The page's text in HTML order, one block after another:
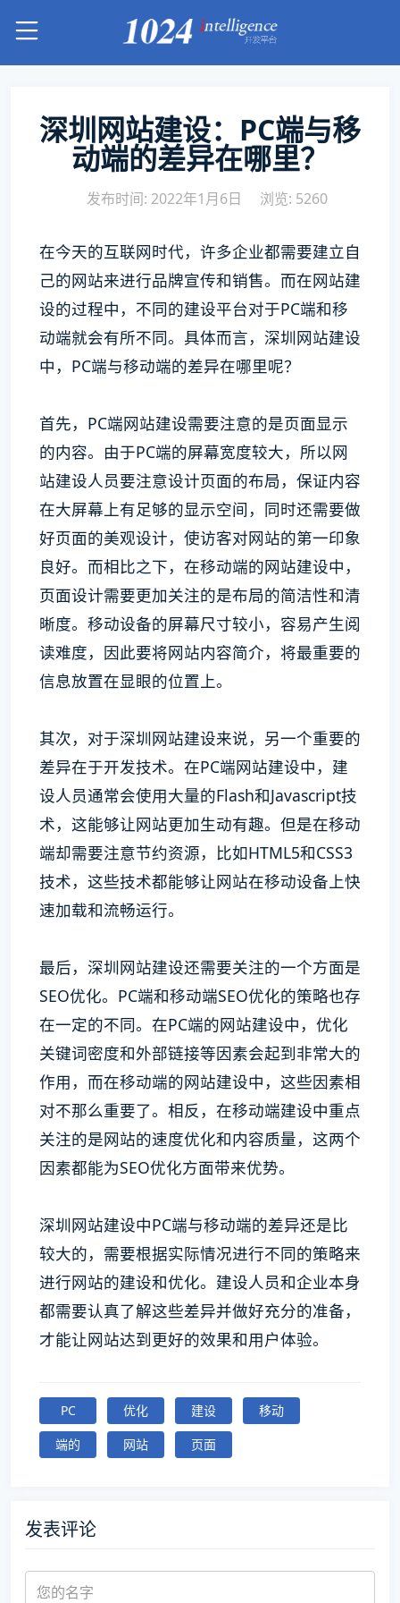
深圳网站建设：PC端与移
动端的差异在哪里？
发布时间: 2022年1月6日 浏览: 5260
在今天的互联网时代，许多企业都需要建立自
己的网站来进行品牌宣传和销售。而在网站建
设的过程中，不同的建设平台对于PC端和移
动端就会有所不同。具体而言，深圳网站建设
中，PC端与移动端的差异在哪里呢？
首先，PC端网站建设需要注意的是页面显示
的内容。由于PC端的屏幕宽度较大，所以网
站建设人员要注意设计页面的布局，保证内容
在大屏幕上有足够的显示空间，同时还需要做
好页面的美观设计，使访客对网站的第一印象
良好。而相比之下，在移动端的网站建设中，
页面设计需要更加关注的是布局的简洁性和清
晰度。移动设备的屏幕尺寸较小，容易产生阅
读难度，因此要将网站内容简介，将最重要的
信息放置在显眼的位置上。
其次，对于深圳网站建设来说，另一个重要的
差异在于开发技术。在PC端网站建设中，建
设人员通常会使用大量的Flash和Javascript技
术，这能够让网站更加生动有趣。但是在移动
端却需要注意节约资源，比如HTML5和CSS3
技术，这些技术都能够让网站在移动设备上快
速加载和流畅运行。
最后，深圳网站建设还需要关注的一个方面是
SEO优化。PC端和移动端SEO优化的策略也存
在一定的不同。在PC端的网站建设中，优化
关键词密度和外部链接等因素会起到非常大的
作用，而在移动端的网站建设中，这些因素相
对不那么重要了。相反，在移动端建设中重点
关注的是网站的速度优化和内容质量，这两个
因素都能为SEO优化方面带来优势。
深圳网站建设中PC端与移动端的差异还是比
较大的，需要根据实际情况进行不同的策略来
进行网站的建设和优化。建设人员和企业本身
都需要认真了解这些差异并做好充分的准备，
才能让网站达到更好的效果和用户体验。
PC 优化 建设
移动
端的
网站 页面
发表评论